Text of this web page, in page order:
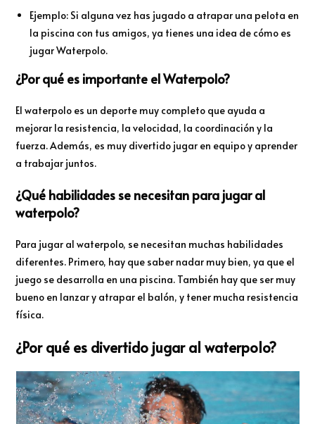
Ejemplo: Si alguna vez has jugado a atrapar una pelota en
la piscina con tus amigos, ya tienes una idea de cómo es
jugar Waterpolo.
¿Por qué es importante el Waterpolo?
El waterpolo es un deporte muy completo que ayuda a
mejorar la resistencia, la velocidad, la coordinación y la
fuerza. Además, es muy divertido jugar en equipo y aprender
a trabajar juntos.
¿Qué habilidades se necesitan para jugar al
waterpolo?
Para jugar al waterpolo, se necesitan muchas habilidades
diferentes. Primero, hay que saber nadar muy bien, ya que el
juego se desarrolla en una piscina. También hay que ser muy
bueno en lanzar y atrapar el balón, y tener mucha resistencia
física.
¿Por qué es divertido jugar al waterpolo?